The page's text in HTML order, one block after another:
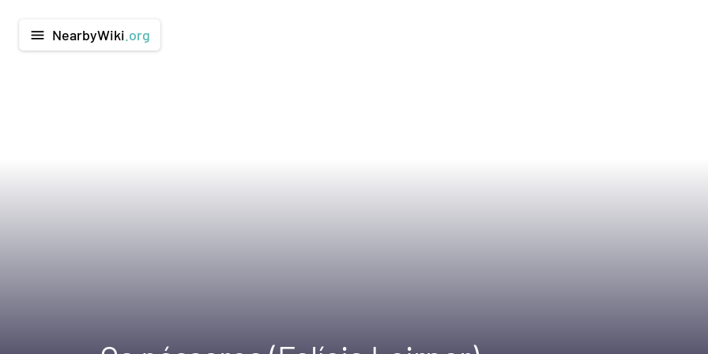
menu NearbyWiki .org